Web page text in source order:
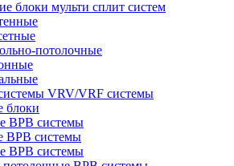
блоки мульти сплит систем
потолочные
VRV/VRF системы
блоки
ВРВ системы
ВРВ системы
ВРВ системы